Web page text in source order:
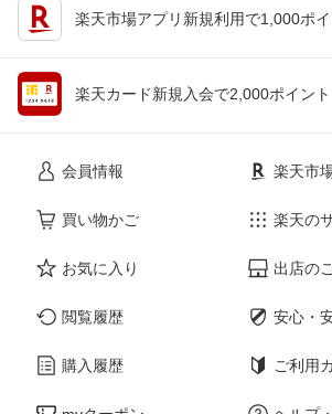
楽天市場アプリ新規利用で1,000ポイ
楽天カード新規入会で2,000ポイント
会員情報
買い物かご
お気に入り
閲覧履歴
購入履歴
楽天市
楽天の
出店の
安心・
ご利用